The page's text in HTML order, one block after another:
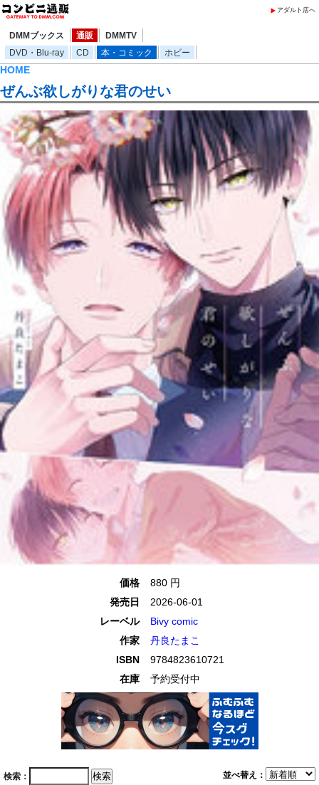
アダルト店へ
DMMブックス 通販
DMMTV
DVD・Blu-ray
CD 本・コミック ホビー
HOME
ぜんぶ欲しがりな君のせい
価格
880 円
発売日
2026-06-01
レーベル
Bivy comic
作家
丹良たまこ
ISBN
9784823610721
在庫
予約受付中
並べ替え：
検索：